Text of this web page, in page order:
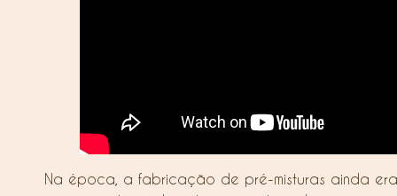
Na época, a fabricação de pré-misturas ainda era